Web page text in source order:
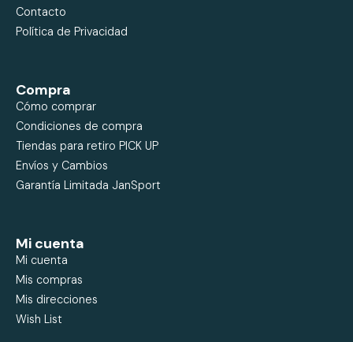
Contacto
Política de Privacidad
Compra
Cómo comprar
Condiciones de compra
Tiendas para retiro PICK UP
Envíos y Cambios
Garantía Limitada JanSport
Mi cuenta
Mi cuenta
Mis compras
Mis direcciones
Wish List